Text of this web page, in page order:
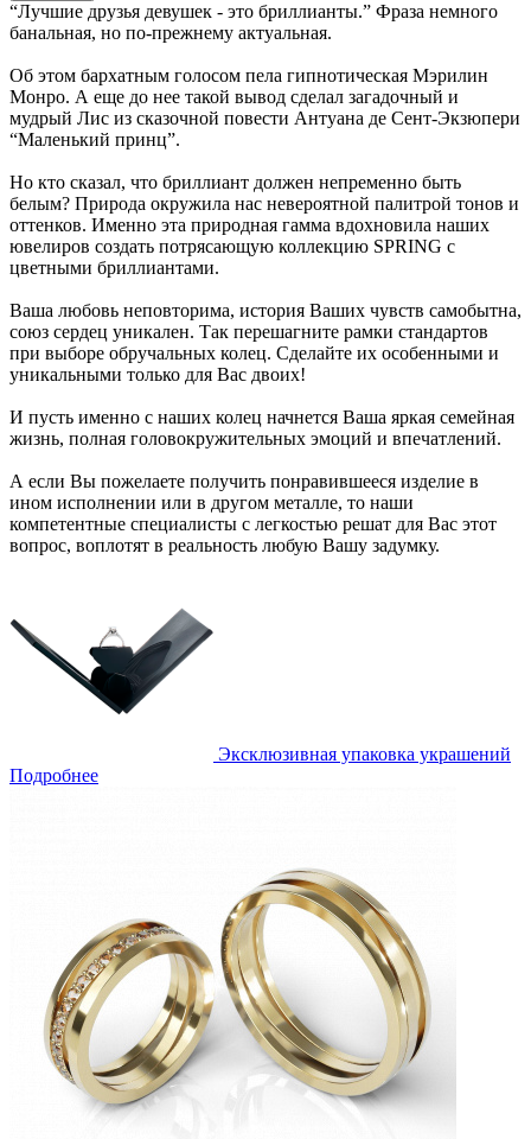
“Лучшие друзья девушек - это бриллианты.” Фраза немного
банальная, но по-прежнему актуальная.
Об этом бархатным голосом пела гипнотическая Мэрилин
Монро. А еще до нее такой вывод сделал загадочный и
мудрый Лис из сказочной повести Антуана де Сент-Экзюпери
“Маленький принц”.
Но кто сказал, что бриллиант должен непременно быть
белым? Природа окружила нас невероятной палитрой тонов и
оттенков. Именно эта природная гамма вдохновила наших
ювелиров создать потрясающую коллекцию SPRING с
цветными бриллиантами.
Ваша любовь неповторима, история Ваших чувств самобытна,
союз сердец уникален. Так перешагните рамки стандартов
при выборе обручальных колец. Сделайте их особенными и
уникальными только для Вас двоих!
И пусть именно с наших колец начнется Ваша яркая семейная
жизнь, полная головокружительных эмоций и впечатлений.
А если Вы пожелаете получить понравившееся изделие в
ином исполнении или в другом металле, то наши
компетентные специалисты с легкостью решат для Вас этот
вопрос, воплотят в реальность любую Вашу задумку.
Эксклюзивная упаковка украшений
Подробнее